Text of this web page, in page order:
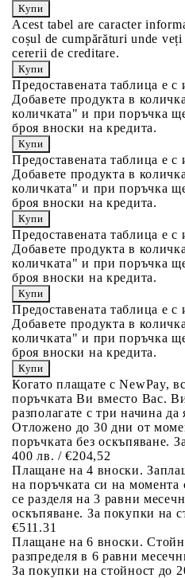
Acest tabel are caracter
coșul de cumpărături unde
cererii de creditare.
Предоставената таблица е
Добавете продукта в
количката" и при поръчка
броя вноски на кредита.
Предоставената таблица е
Добавете продукта в
количката" и при поръчка
броя вноски на кредита.
Предоставената таблица е
Добавете продукта в
количката" и при поръчка
броя вноски на кредита.
Предоставената таблица е
Добавете продукта в
количката" и при поръчка
броя вноски на кредита.
Когато плащате с NewPay,
поръчката Ви вместо Вас.
разполагате с три начина
Отложено до 30 дни от
поръчката без оскъпяване.
400 лв. / €204,52
Плащане на 4 вноски.
на поръчката си на момента
се разделя на 3 равни
оскъпяване. За покупки на
€511.31
Плащане на 6 вноски.
разпределя в 6 равни
За покупки на стойност до